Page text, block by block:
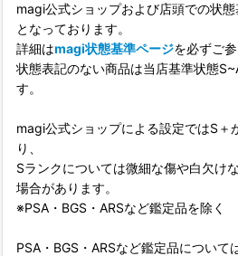
magi公式ショップおよび店頭での状
となっております。
詳細はmagi状態基準ページを必ずご参
状態表記のない商品は当店基準状態
す。
magi公式ショップによる設定ではS＋
り、
Sランクについては微細な傷や白欠け
場合があります。
※PSA・BGS・ARSなど鑑定品を除く
PSA・BGS・ARSなど鑑定品について